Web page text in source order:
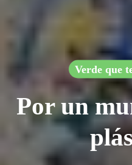
Verde que
Por un